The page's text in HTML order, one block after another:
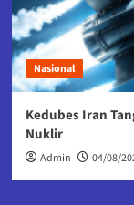
Nasional
Kedubes Iran
Nuklir
Admin 04/08/